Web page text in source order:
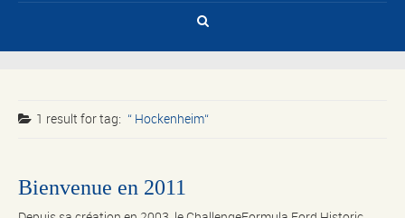
1 result fortag: Hockenheim
Bienvenue en 2011